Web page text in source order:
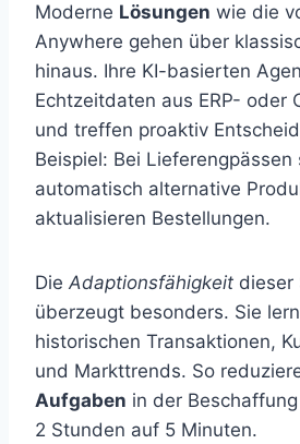
Moderne Lösungen wie die
Anywhere gehen über
hinaus. Ihre KI-basierten
Echtzeitdaten aus ERP- oder
und treffen proaktiv
Beispiel: Bei Lieferengpässen
automatisch alternative
aktualisieren Bestellungen.
Die Adaptionsfähigkeit dieser
überzeugt besonders. Sie
historischen Transaktionen,
und Markttrends. So
Aufgaben in der
2 Stunden auf 5 Minuten.